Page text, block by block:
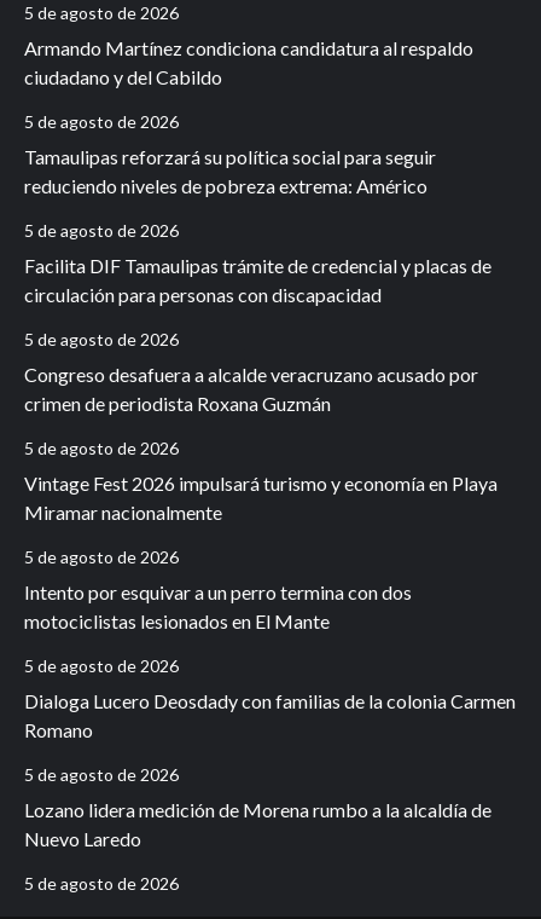
5 de agosto de 2026
Armando Martínez condiciona candidatura al respaldo
ciudadano y del Cabildo
5 de agosto de 2026
Tamaulipas reforzará su política social para seguir
reduciendo niveles de pobreza extrema: Américo
5 de agosto de 2026
Facilita DIF Tamaulipas trámite de credencial y placas de
circulación para personas con discapacidad
5 de agosto de 2026
Congreso desafuera a alcalde veracruzano acusado por
crimen de periodista Roxana Guzmán
5 de agosto de 2026
Vintage Fest 2026 impulsará turismo y economía en Playa
Miramar nacionalmente
5 de agosto de 2026
Intento por esquivar a un perro termina con dos
motociclistas lesionados en El Mante
5 de agosto de 2026
Dialoga Lucero Deosdady con familias de la colonia Carmen
Romano
5 de agosto de 2026
Lozano lidera medición de Morena rumbo a la alcaldía de
Nuevo Laredo
5 de agosto de 2026